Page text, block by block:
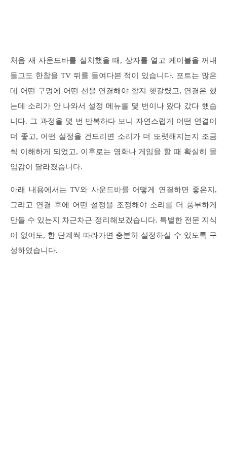
처음 새 사운드바를 설치했을 때, 상자를 열고 케이블을 꺼내
들고도 한참을 TV 뒤를 들여다본 적이 있습니다. 포트는 많은
데 어떤 구멍에 어떤 선을 연결해야 할지 헷갈렸고, 연결은 했
는데 소리가 안 나와서 설정 메뉴를 몇 번이나 왔다 갔다 했습
니다. 그 과정을 몇 번 반복하다 보니 자연스럽게 어떤 연결이
더 좋고, 어떤 설정을 건드리면 소리가 더 또렷해지는지 조금
씩 이해하게 되었고, 이후로는 영화나 게임을 할 때 확실히 몰
입감이 달라졌습니다.
아래 내용에서는 TV와 사운드바를 어떻게 연결하면 좋은지,
그리고 연결 후에 어떤 설정을 조정해야 소리를 더 풍부하게
만들 수 있는지 차근차근 정리해보겠습니다. 특별한 전문 지식
이 없어도, 한 단계씩 따라가면 충분히 설정하실 수 있도록 구
성하였습니다.